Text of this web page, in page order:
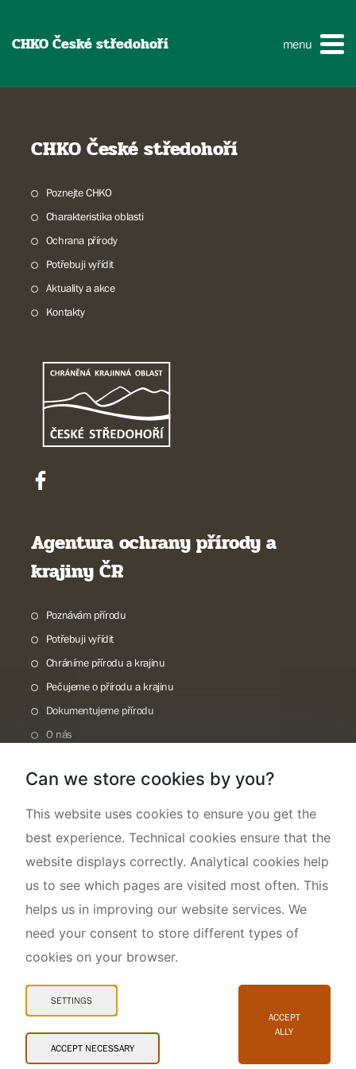
CHKO České středohoří menu
CHKO České středohoří
Poznejte CHKO
Charakteristika oblasti
Ochrana přírody
Potřebuji vyřídit
Aktuality a akce
Kontakty
Agentura ochrany přírody a
krajiny ČR
Poznávám přírodu
Potřebuji vyřídit
Chráníme přírodu a krajinu
Pečujeme o přírodu a krajinu
Dokumentujeme přírodu
O nás
Snadné čtení
© 2026 AOPK ČR
Can we store cookies by you?
This website uses cookies to ensure you get the
best experience. Technical cookies ensure that the
website displays correctly. Analytical cookies help
us to see which pages are visited most often. This
helps us in improving our website services. We
need your consent to store different types of
cookies on your browser.
SETTINGS
ACCEPT NECESSARY
ACCEPT
ALLY